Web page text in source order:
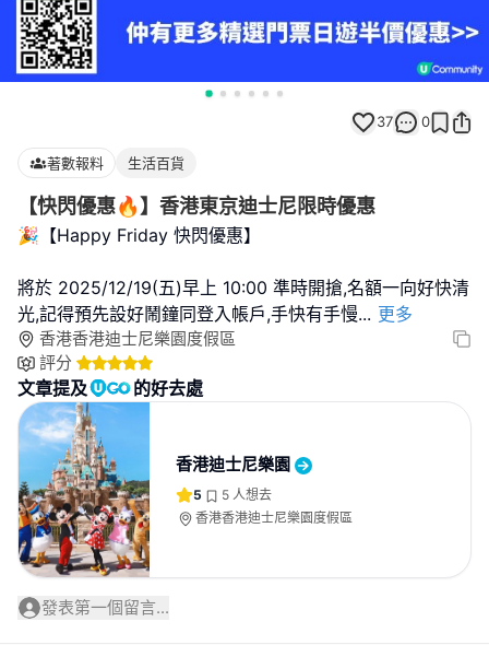
37 0
著數報料 生活百貨
【快閃優惠🔥】香港東京迪士尼限時優惠
🎉【Happy Friday 快閃優惠】
將於 2025/12/19(五)早上 10:00 準時開搶,名額一向好快清
光,記得預先設好鬧鐘同登入帳戶,手快有手慢... 更多
香港香港迪士尼樂園度假區
評分
文章提及 的好去處
香港迪士尼樂園
5 5 人想去
香港香港迪士尼樂園度假區
發表第一個留言...